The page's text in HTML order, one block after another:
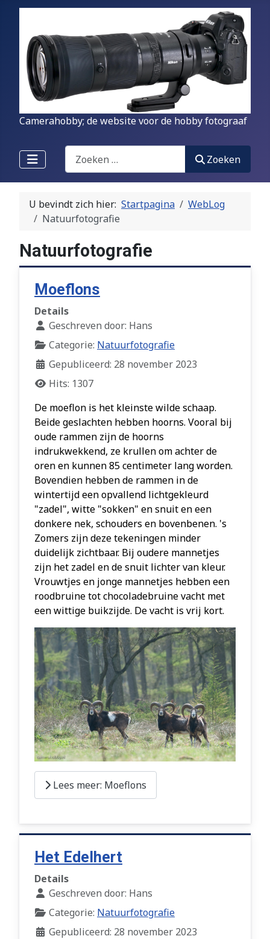
Camerahobby; de website voor de hobby fotograaf
Zoeken
Zoeken
U bevindt zich hier: Startpagina
WebLog
Natuurfotografie
Natuurfotografie
Moeflons
Details
Geschreven door: Hans
Categorie: Natuurfotografie
Gepubliceerd: 28 november 2023
Hits: 1307
De moeflon is het kleinste wilde schaap.
Beide geslachten hebben hoorns. Vooral bij
oude rammen zijn de hoorns
indrukwekkend, ze krullen om achter de
oren en kunnen 85 centimeter lang worden.
Bovendien hebben de rammen in de
wintertijd een opvallend lichtgekleurd
"zadel", witte "sokken" en snuit en een
donkere nek, schouders en bovenbenen. 's
Zomers zijn deze tekeningen minder
duidelijk zichtbaar. Bij oudere mannetjes
zijn het zadel en de snuit lichter van kleur.
Vrouwtjes en jonge mannetjes hebben een
roodbruine tot chocoladebruine vacht met
een wittige buikzijde. De vacht is vrij kort.
Lees meer: Moeflons
Het Edelhert
Details
Geschreven door: Hans
Categorie: Natuurfotografie
Gepubliceerd: 28 november 2023